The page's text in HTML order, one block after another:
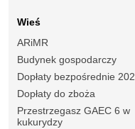
Wieś
ARiMR
Budynek gospodarczy
Dopłaty bezpośrednie
Dopłaty do zboża
Przestrzegasz GAEC 6 w
kukurydzy